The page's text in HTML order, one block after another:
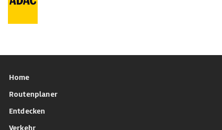
Home
Routenplaner
Entdecken
Verkehr